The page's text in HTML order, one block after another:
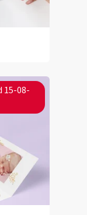
15-08-